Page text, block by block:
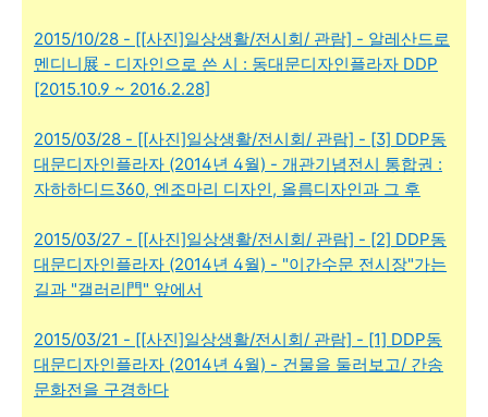
2015/10/28 - [[사진]일상생활/전시회/ 관람] - 알레산드로
멘디니展 - 디자인으로 쓴 시 : 동대문디자인플라자 DDP
[2015.10.9 ~ 2016.2.28]
2015/03/28 - [[사진]일상생활/전시회/ 관람] - [3] DDP동
대문디자인플라자 (2014년 4월) - 개관기념전시 통합권 :
자하하디드360, 엔조마리 디자인, 올름디자인과 그 후
2015/03/27 - [[사진]일상생활/전시회/ 관람] - [2] DDP동
대문디자인플라자 (2014년 4월) - "이간수문 전시장"가는
길과 "갤러리門" 앞에서
2015/03/21 - [[사진]일상생활/전시회/ 관람] - [1] DDP동
대문디자인플라자 (2014년 4월) - 건물을 둘러보고/ 간송
문화전을 구경하다